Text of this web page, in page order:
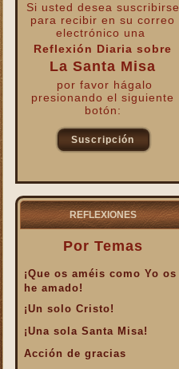
Si usted desea suscribirse
para recibiren su correo
electrónico una
Reflexión Diaria sobre
La Santa Misa
por favor hágalo
presionando el siguiente
botón:
Suscripción
REFLEXIONES
Por Temas
¡Que os améis como Yo os
he amado!
¡Un solo Cristo!
¡Una sola Santa Misa!
Acción de gracias